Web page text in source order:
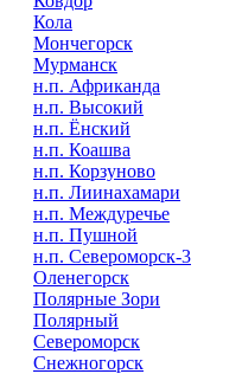
Кола
Мончегорск
Мурманск
н.п. Африканда
н.п. Высокий
н.п. Ёнский
н.п. Коашва
н.п. Корзуново
н.п. Лиинахамари
н.п. Междуречье
н.п. Пушной
н.п. Североморск-3
Оленегорск
Полярные Зори
Полярный
Североморск
Снежногорск